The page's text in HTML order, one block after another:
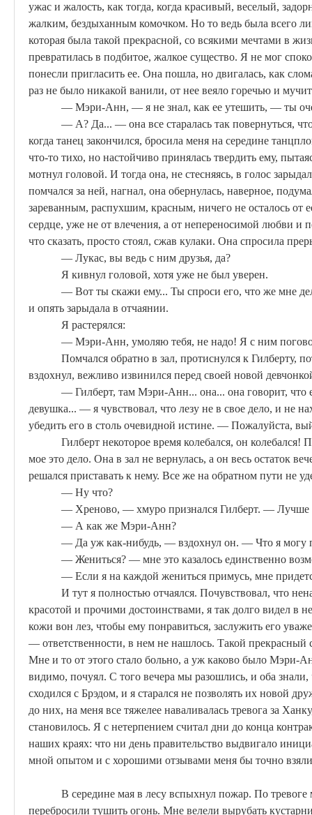
ужас и жалость, как тогда, когда красивый, веселый,
жалким, бездыханным комочком. Но то ведь была всего
которая была такой прекрасной, со всякими мечтами в
превратилась в подбитое, жалкое существо. Я не мог
понесли пригласить ее. Она пошла, но двигалась, как
раз не было никакой ванили, от нее веяло горечью и
— Мэри-Анн, — я не знал, как ее утешить, — ты
— А? Да... — она все старалась так повернуться,
когда танец закончился, бросила меня на середине
что-то тихо, но настойчиво принялась твердить ему,
мотнул головой. И тогда она, не стесняясь, в голос
помчался за ней, нагнал, она обернулась, наверное,
зареванным, распухшим, красным, ничего не осталось от
сердце, уже не от влечения, а от непереносимой любви и
что сказать, просто стоял, сжав кулаки. Она спросила
—Лукас, вы ведь с ним друзья, да?
Я кивнул головой, хотя уже не был уверен.
— Вот ты скажи ему... Ты спроси его, что же мне
и опять зарыдала в отчаянии.
Я растерялся:
— Мэри-Анн, умоляю тебя, не надо! Я с ним
Помчался обратно в зал, протиснулся к Гилберту,
вздохнул, вежливо извинился перед своей новой
— Гилберт, там Мэри-Анн... она... она говорит, что
девушка... — я чувствовал, что лезу не в свое дело, и не
убедить его в столь очевидной истине. — Пожалуйста,
Гилберт некоторое время колебался, он
мое это дело. Она в зал не вернулась, а он весь остаток
решался приставать к нему. Все же на обратном пути не
— Ну что?
— Хреново, — хмуро признался Гилберт. — Лучше
— А как же Мэри-Анн?
— Да уж как-нибудь, — вздохнул он. — Что я могу
— Жениться? — мне это казалось единственно
— Если я на каждой жениться примусь, мне
И тут я полностью отчаялся. Почувствовал, что
красотой и прочими достоинствами, я так долго видел в
кожи вон лез, чтобы ему понравиться, заслужить его
— ответственности, в нем не нашлось. Такой прекрасный
Мне и то от этого стало больно, а уж каково было Мэри-
видимо, почуял. С того вечера мы разошлись, и оба
сходился с Брэдом, и я старался не позволять их новой
до них, на меня все тяжелее наваливалась тревога за Ханку
становилось. Я с нетерпением считал дни до конца
наших краях: что ни день правительство выдвигало
мной опытом и с хорошими отзывами меня бы точно
В середине мая в лесу вспыхнул пожар. По
перебросили тушить огонь. Мне велели вырубать